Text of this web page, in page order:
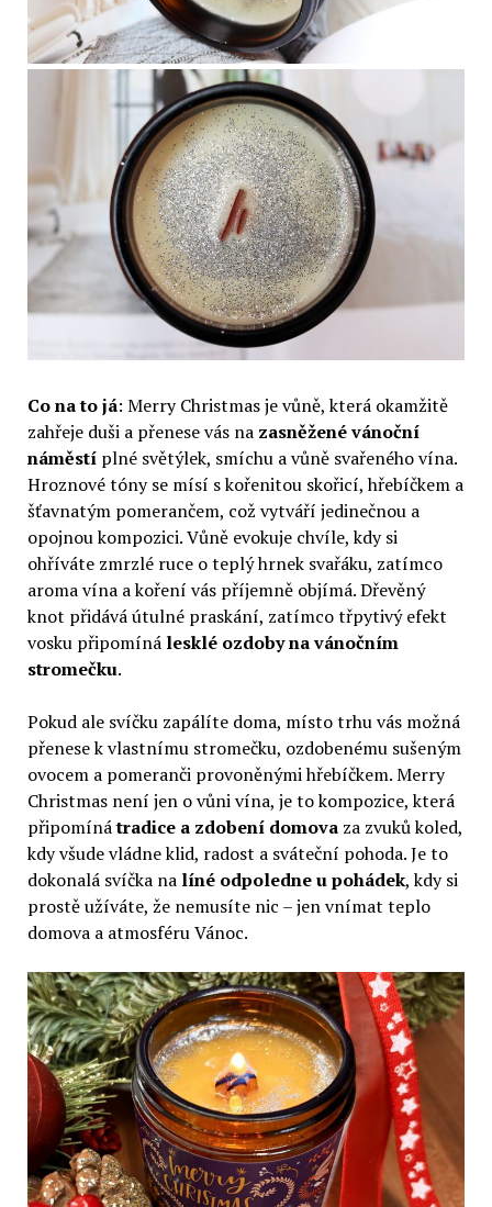
Co na to já: Merry Christmas je vůně, která okamžitě
zahřeje duši a přenese vás na zasněžené vánoční
náměstíplné světýlek, smíchu a vůně svařeného vína.
Hroznové tóny se mísí s kořenitou skořicí, hřebíčkem a
šťavnatým pomerančem, což vytváří jedinečnou a
opojnou kompozici. Vůně evokuje chvíle, kdy si
ohříváte zmrzlé ruce o teplý hrnek svařáku, zatímco
aroma vína a koření vás příjemně objímá. Dřevěný
knot přidává útulné praskání, zatímco třpytivý efekt
vosku připomíná lesklé ozdoby na vánočním
stromečku.
Pokud ale svíčku zapálíte doma, místo trhu vás možná
přenese k vlastnímu stromečku, ozdobenému sušeným
ovocem a pomeranči provoněnými hřebíčkem. Merry
Christmas není jen o vůni vína, je to kompozice, která
připomínátradice a zdobení domovaza zvuků koled,
kdy všude vládne klid, radost a sváteční pohoda. Je to
dokonalá svíčka na líné odpoledne u pohádek, kdy si
prostě užíváte, že nemusíte nic – jen vnímat teplo
domova a atmosféru Vánoc.